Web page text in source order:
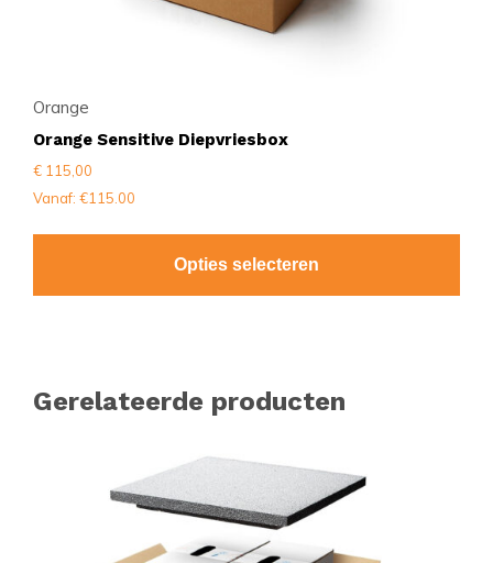
Orange
Orange Sensitive Diepvriesbox
€ 115,00
Vanaf: €115.00
Opties selecteren
Gerelateerde producten